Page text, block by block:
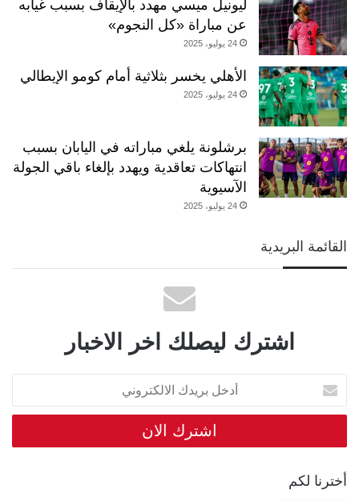
ليونيل ميسي مهدد بالإيقاف بسبب غيابه
عن مباراة «كل النجوم»
24 يوليو، 2025
الأهلي يخسر بثلاثية أمام كومو الإيطالي
24 يوليو، 2025
برشلونة يلغي مباراته في اليابان بسبب
انتهاكات تعاقدية ويهدد بإلغاء باقي الجولة
الآسيوية
24 يوليو، 2025
القائمة البريدية
اشترك ليصلك اخر الاخبار
أدخل
بريدك
الالكتروني
أخترنا لكم